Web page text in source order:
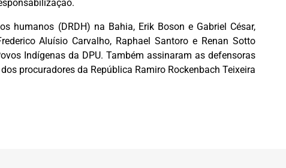
humanos (DRDH) na Bahia, Erik Boson e Gabriel César,
Aluísio Carvalho, Raphael Santoro e Renan Sotto
Indígenas da DPU. Também assinaram as defensoras
procuradores da República Ramiro Rockenbach Teixeira